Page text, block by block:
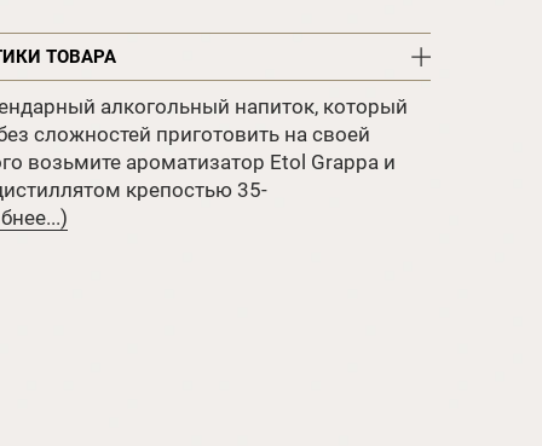
ТОВАРА
алкогольный напиток, который
сложностей приготовить на своей
возьмите ароматизатор Etol Grappa и
крепостью 35-